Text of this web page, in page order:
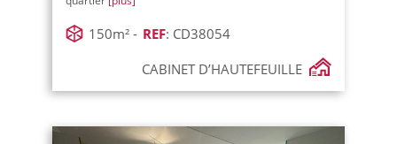
150m² - REF: CD38054
CABINET D’HAUTEFEUILLE